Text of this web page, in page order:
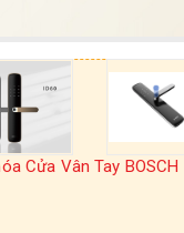
Cửa Vân Tay BOSCH